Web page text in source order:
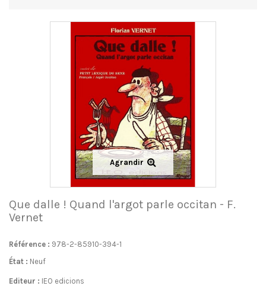
Agrandir
Que dalle ! Quand l'argot parle occitan - F.
Vernet
Référence : 978-2-85910-394-1
État : Neuf
Editeur : IEO edicions